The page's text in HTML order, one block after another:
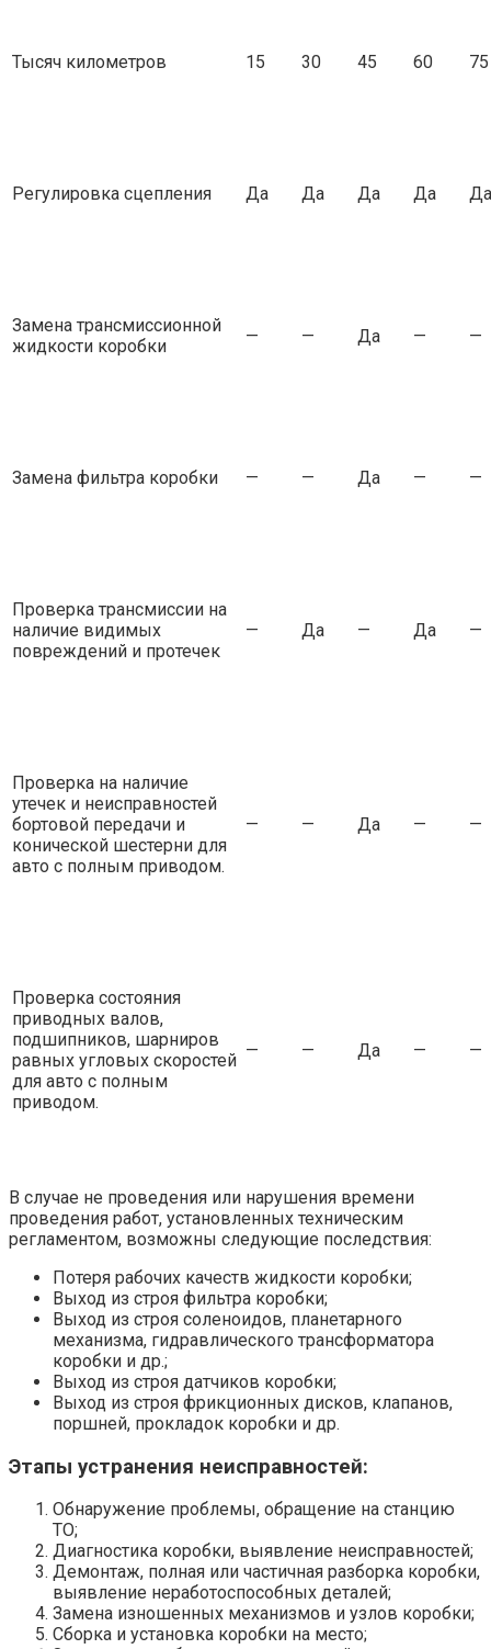
Тысяч километров 15 30 45 60 75
Регулировка сцепления Да Да Да Да Да
Замена трансмиссионной
жидкости коробки
— — Да — —
Замена фильтра коробки — — Да — —
Проверка трансмиссии на
наличие видимых
повреждений и протечек
— Да — Да —
Проверка на наличие
утечек и неисправностей
бортовой передачи и
конической шестерни для
авто с полным приводом.
— — Да — —
Проверка состояния
приводных валов,
подшипников, шарниров
равных угловых скоростей
для авто с полным
приводом.
— — Да — —
В случае не проведения или нарушения времени
проведения работ, установленных техническим
регламентом, возможны следующие последствия:
Потеря рабочих качеств жидкости коробки;
Выход из строя фильтра коробки;
Выход из строя соленоидов, планетарного
механизма, гидравлического трансформатора
коробки и др.;
Выход из строя датчиков коробки;
Выход из строя фрикционных дисков, клапанов,
поршней, прокладок коробки и др.
Этапы устранения неисправностей:
Обнаружение проблемы, обращение на станцию
ТО;
Диагностика коробки, выявление неисправностей;
Демонтаж, полная или частичная разборка коробки,
выявление неработоспособных деталей;
Замена изношенных механизмов и узлов коробки;
Сборка и установка коробки на место;